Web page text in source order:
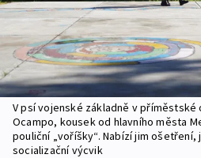
V psí vojenské základně v příměstské
Ocampo, kousek od hlavního města
pouliční „voříšky“. Nabízí jim
socializační výcvik